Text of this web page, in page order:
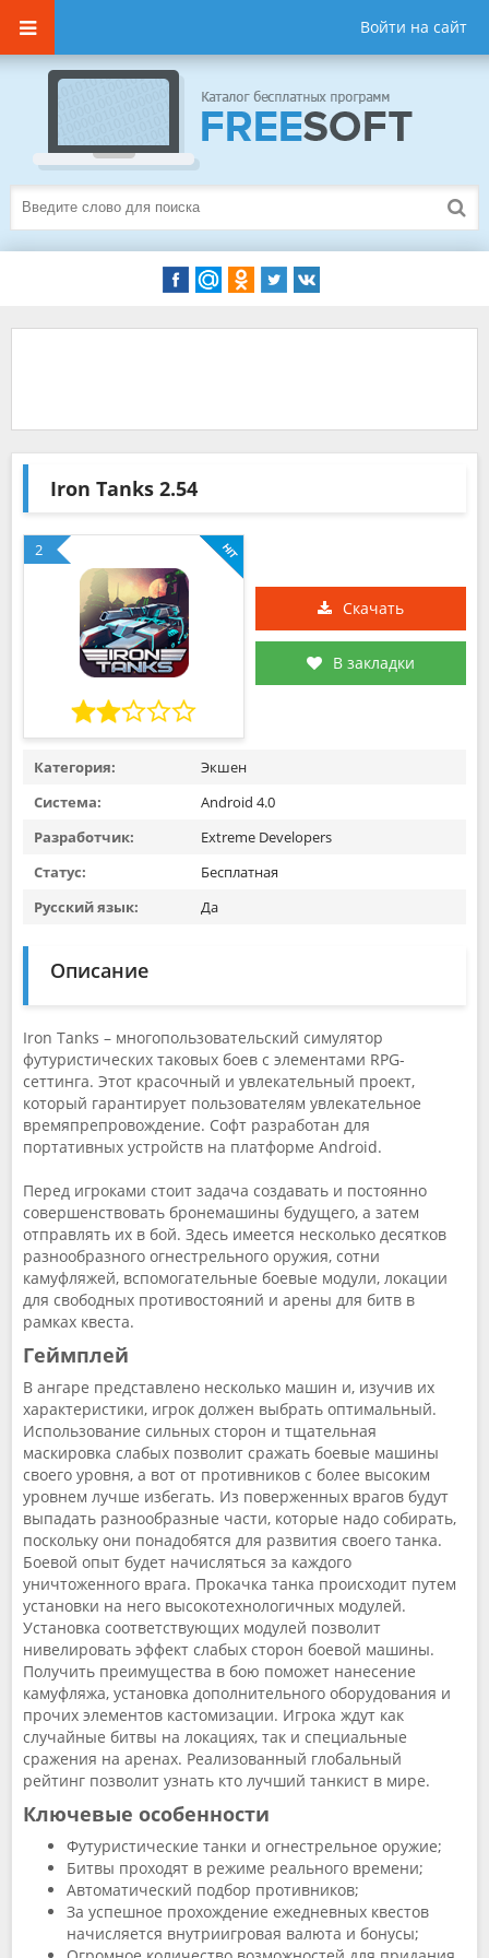
Войти на сайт
Iron Tanks 2.54
2
Скачать
В закладки
Категория:
Экшен
Система:
Android 4.0
Разработчик:
Extreme Developers
Статус:
Бесплатная
Русский язык:
Да
Описание
Iron Tanks – многопользовательский симулятор
футуристических таковых боев с элементами RPG-
сеттинга. Этот красочный и увлекательный проект,
который гарантирует пользователям увлекательное
времяпрепровождение. Софт разработан для
портативных устройств на платформе Android.
Перед игроками стоит задача создавать и постоянно
совершенствовать бронемашины будущего, а затем
отправлять их в бой. Здесь имеется несколько десятков
разнообразного огнестрельного оружия, сотни
камуфляжей, вспомогательные боевые модули, локации
для свободных противостояний и арены для битв в
рамках квеста.
Геймплей
В ангаре представлено несколько машин и, изучив их
характеристики, игрок должен выбрать оптимальный.
Использование сильных сторон и тщательная
маскировка слабых позволит сражать боевые машины
своего уровня, а вот от противников с более высоким
уровнем лучше избегать. Из поверженных врагов будут
выпадать разнообразные части, которые надо собирать,
поскольку они понадобятся для развития своего танка.
Боевой опыт будет начисляться за каждого
уничтоженного врага. Прокачка танка происходит путем
установки на него высокотехнологичных модулей.
Установка соответствующих модулей позволит
нивелировать эффект слабых сторон боевой машины.
Получить преимущества в бою поможет нанесение
камуфляжа, установка дополнительного оборудования и
прочих элементов кастомизации. Игрока ждут как
случайные битвы на локациях, так и специальные
сражения на аренах. Реализованный глобальный
рейтинг позволит узнать кто лучший танкист в мире.
Ключевые особенности
Футуристические танки и огнестрельное оружие;
Битвы проходят в режиме реального времени;
Автоматический подбор противников;
За успешное прохождение ежедневных квестов
начисляется внутриигровая валюта и бонусы;